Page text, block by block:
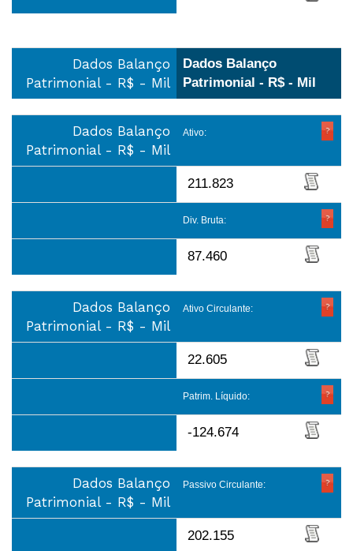
Dados Balanço
Patrimonial - R$ - Mil
Dados Balanço
Patrimonial - R$ - Mil
Dados Balanço
Patrimonial - R$ - Mil
Ativo:
211.823
Div. Bruta:
87.460
Dados Balanço
Patrimonial - R$ - Mil
Ativo Circulante:
22.605
Patrim. Líquido:
-124.674
Dados Balanço
Patrimonial - R$ - Mil
Passivo Circulante:
202.155